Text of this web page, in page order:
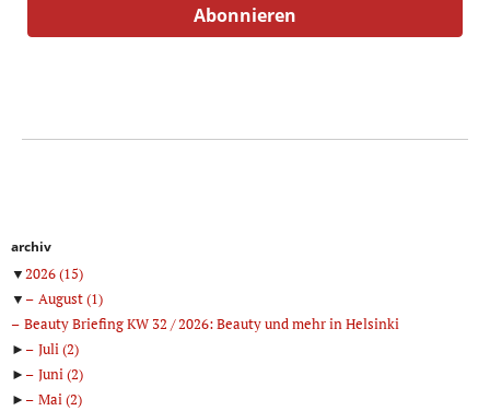
archiv
▼2026(15)
▼
August(1)
Beauty Briefing KW 32 / 2026: Beauty und mehr in Helsinki
►
Juli(2)
►
Juni(2)
►
Mai(2)